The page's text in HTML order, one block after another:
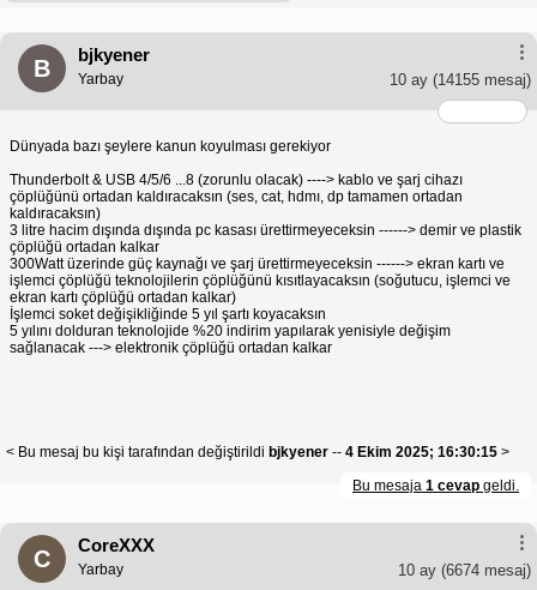
B
bjkyener
10 ay (14155 mesaj)
Yarbay
Dünyada bazı şeylere kanun koyulması gerekiyor
Thunderbolt & USB 4/5/6 ...8 (zorunlu olacak) ----> kablo ve şarj cihazı
çöplüğünü ortadan kaldıracaksın (ses, cat, hdmı, dp tamamen ortadan
kaldıracaksın)
3 litre hacim dışında dışında pc kasası ürettirmeyeceksin ------> demir ve plastik
çöplüğü ortadan kalkar
300Watt üzerinde güç kaynağı ve şarj ürettirmeyeceksin ------> ekran kartı ve
işlemci çöplüğü teknolojilerin çöplüğünü kısıtlayacaksın (soğutucu, işlemci ve
ekran kartı çöplüğü ortadan kalkar)
İşlemci soket değişikliğinde 5 yıl şartı koyacaksın
5 yılını dolduran teknolojide %20 indirim yapılarak yenisiyle değişim
sağlanacak ---> elektronik çöplüğü ortadan kalkar
< Bu mesaj bu kişi tarafından değiştirildi bjkyener -- 4 Ekim 2025; 16:30:15 >
Bu mesaja 1 cevap geldi.
C
CoreXXX
10 ay (6674 mesaj)
Yarbay